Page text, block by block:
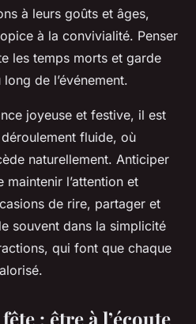
à leurs goûts et âges,
à la convivialité. Penser
les temps morts et garde
de l’événement.
joyeuse et festive, il est
fluide, où
naturellement. Anticiper
l’attention et
de rire, partager et
souvent dans la simplicité
qui font que chaque
: être à l’écoute